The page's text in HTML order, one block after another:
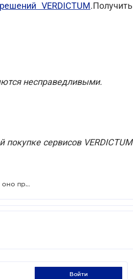
VERDICTUM.Получить
несправедливыми.
сервисов VERDICTUM
Условие кредитного договора является ничтожным, если оно предусматривает плату за действия, которые не являются услугой
войти